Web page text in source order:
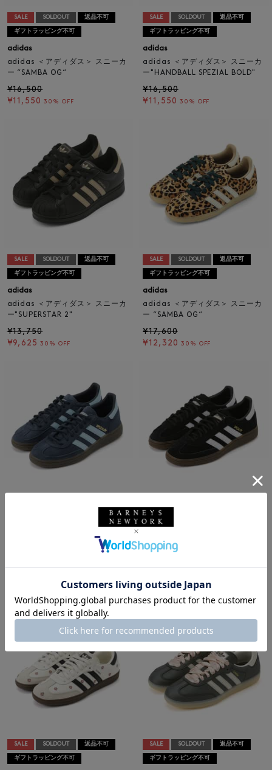
SALE SOLDOUT 返品不可
ギフトラッピング不可
adidas
adidas ＜アディダス＞ スニーカ
ー “SAMBA OG“
¥16,500
¥11,550 30% OFF
SALE SOLDOUT 返品不可
ギフトラッピング不可
adidas
adidas ＜アディダス＞ スニーカ
ー"HANDBALL SPEZIAL BOLD"
¥16,500
¥11,550 30% OFF
SALE SOLDOUT 返品不可
ギフトラッピング不可
adidas
adidas ＜アディダス＞ スニーカ
ー"SUPERSTAR 2"
¥13,750
¥9,625 30% OFF
SALE SOLDOUT 返品不可
ギフトラッピング不可
adidas
adidas ＜アディダス＞ スニーカ
ー “SAMBA OG“
¥17,600
¥12,320 30% OFF
adidas ＜アディダス＞ スニーカ
30% OFF
ギフトラッピング不可
adidas ＜アディダス＞ スニーカ
¥11,165
30% OFF
SALE SOLDOUT 返品不可
ギフトラッピング不可
SALE SOLDOUT 返品不可
ギフトラッピング不可